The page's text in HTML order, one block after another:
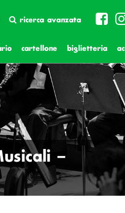
ricerca avanzata
cartellone biglietteria
–